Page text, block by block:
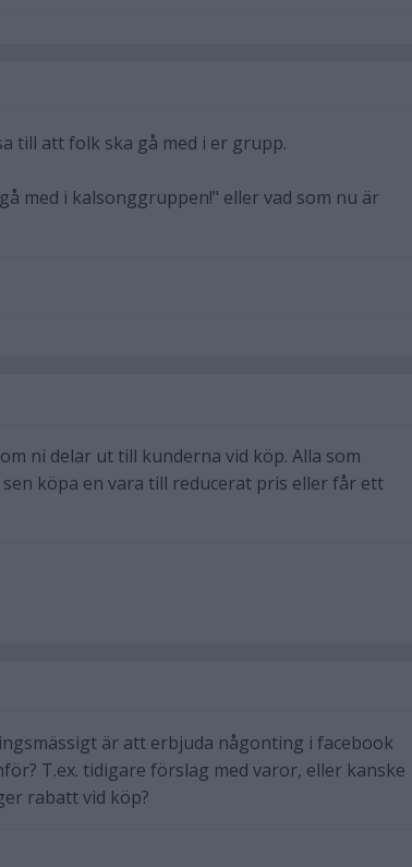
till att folk ska gå med i er grupp.
med i kalsonggruppen!" eller vad som nu är
ni delar ut till kunderna vid köp. Alla som
köpa en vara till reducerat pris eller får ett
är att erbjuda någonting i facebook
T.ex. tidigare förslag med varor, eller kanske
rabatt vid köp?